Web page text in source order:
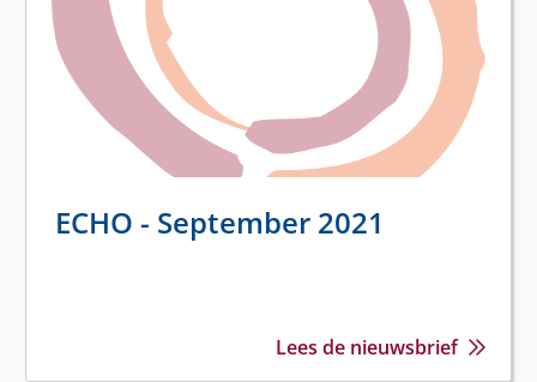
ECHO - September 2021
Lees de nieuwsbrief